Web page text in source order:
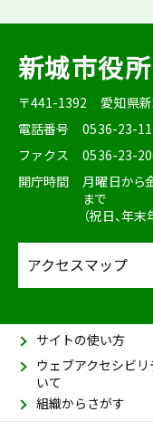
新城市役所
〒441-1392
愛知県
電話番号
0536-23-
ファクス
0536-23-
開庁時間
月曜日から
まで
（祝日、年末
アクセスマップ
サイトの使い方
ウェブアクセシビリ
いて
組織からさがす